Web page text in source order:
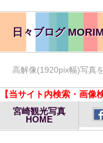
日々ブログ
高解像(1920pix幅)写真
【当サイト内検索・画像
宮崎観光写真
HOME